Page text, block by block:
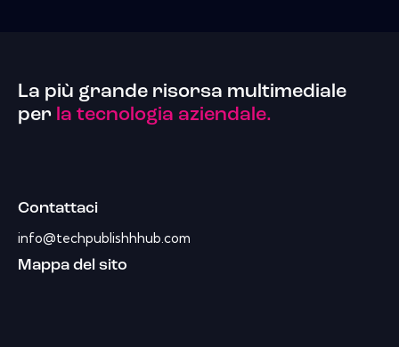
La più grande risorsa multimediale
per la tecnologia aziendale.
Contattaci
info@techpublishhhub.com
Mappa del sito